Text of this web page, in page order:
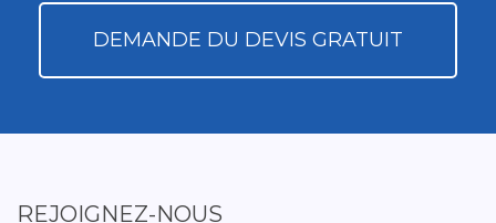
DEMANDE DU DEVIS GRATUIT
REJOIGNEZ-NOUS